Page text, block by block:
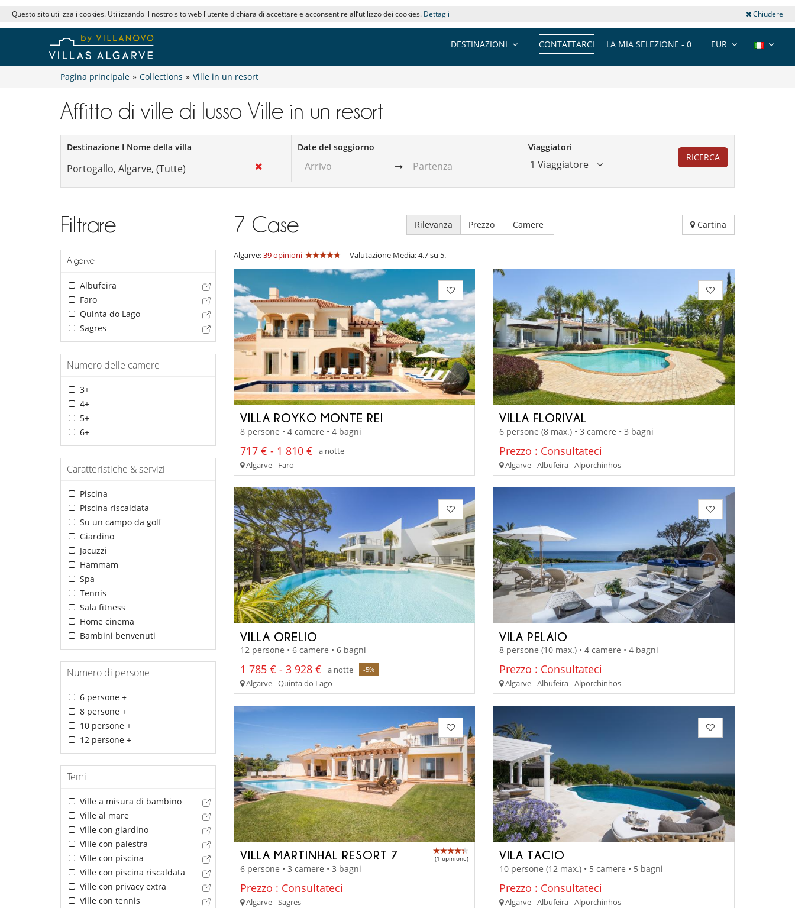
Questo sito utilizza i cookies. Utilizzando il nostro sito web l'utente dichiara di accettare e acconsentire all’utilizzo dei cookies. Dettagli Chiudere
EUR
LA MIA SELEZIONE - 0
CONTATTARCI
DESTINAZIONI
Pagina principale » Collections » Ville in un resort
Affitto di ville di lusso Ville in un resort
Destinazione I Nome della villa Date del soggiorno Viaggiatori
1 Viaggiatore
RICERCA
Filtrare
Algarve
Albufeira
Faro
Quinta do Lago
Sagres
Numero delle camere
3+
4+
5+
6+
Caratteristiche & servizi
Piscina
Piscina riscaldata
Su un campo da golf
Giardino
Jacuzzi
Hammam
Spa
Tennis
Sala fitness
Home cinema
Bambini benvenuti
Numero di persone
6 persone +
8 persone +
10 persone +
12 persone +
Temi
Ville a misura di bambino
Ville al mare
Ville con giardino
Ville con palestra
Ville con piscina
Ville con piscina riscaldata
Ville con privacy extra
Ville con tennis
7 Case Rilevanza Prezzo Camere Cartina
Algarve:39 opinioni Valutazione Media: 4.7 su 5.
VILLA ROYKO MONTE REI
8 persone • 4 camere • 4 bagni
717 € - 1 810 €
a notte
Algarve - Faro
VILLA FLORIVAL
6 persone (8 max.) • 3 camere • 3 bagni
Prezzo : Consultateci
Algarve - Albufeira - Alporchinhos
VILLA ORELIO
12 persone • 6 camere • 6 bagni
1 785 € - 3 928 € a notte -5%
Algarve - Quinta do Lago
VILA PELAIO
8 persone (10 max.) • 4 camere • 4 bagni
Prezzo : Consultateci
Algarve - Albufeira - Alporchinhos
VILLA MARTINHAL RESORT 7 (1 opinione)
6 persone • 3 camere • 3 bagni
Prezzo : Consultateci
Algarve - Sagres
VILA TACIO
10 persone (12 max.) • 5 camere • 5 bagni
Prezzo : Consultateci
Algarve - Albufeira - Alporchinhos